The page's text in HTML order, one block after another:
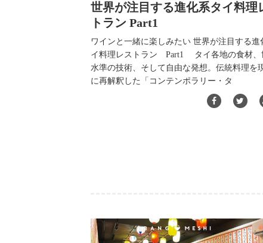
世界が注目する進化系タイ料理
トラン Part1
ワインと一緒に楽しみたい 世界が注目する進
イ料理レストラン Part1 タイ各地の食材、
水準の技術、そして自由な発想。伝統料理を
に再解釈した「コンテンポラリー・タ